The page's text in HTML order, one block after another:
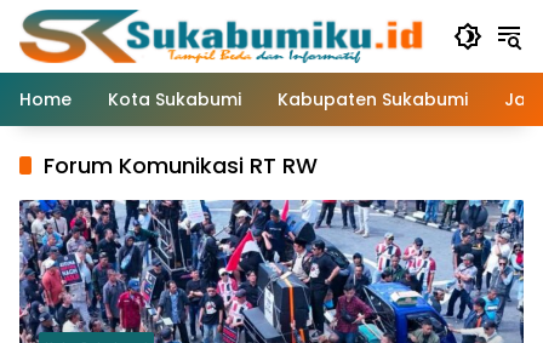
Langsung
konten
Home
Kota Sukabumi Kabupaten Sukabumi
Forum Komunikasi RT RW